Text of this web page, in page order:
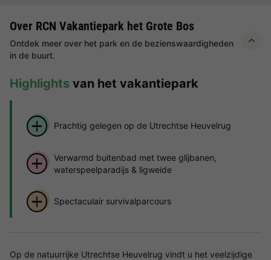
Over RCN Vakantiepark het Grote Bos
Ontdek meer over het park en de bezienswaardigheden
in de buurt.
Highlights van het vakantiepark
Prachtig gelegen op de Utrechtse Heuvelrug
Verwarmd buitenbad met twee glijbanen,
waterspeelparadijs & ligweide
Spectaculair survivalparcours
Op de natuurrijke Utrechtse Heuvelrug vindt u het veelzijdige